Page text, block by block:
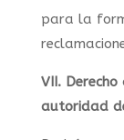
para la
VII.
autoridad